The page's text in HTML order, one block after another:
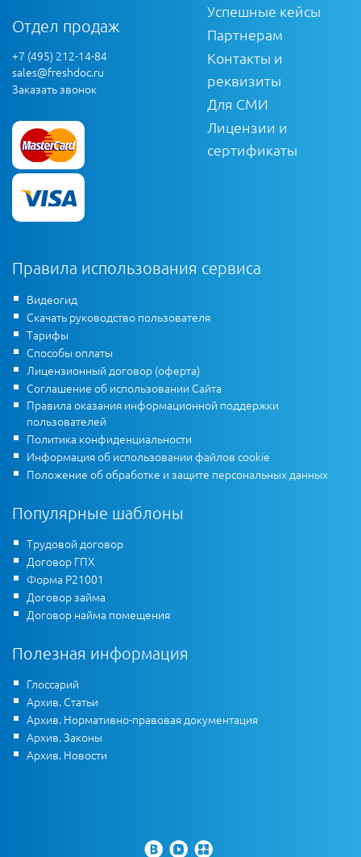
Отдел продаж
+7 (495) 212-14-84
sales@freshdoc.ru
Заказать звонок
Успешные кейсы
Партнерам
Контакты и
реквизиты
Для СМИ
Лицензии и
сертификаты
Правила использования сервиса
Видеогид
Скачать руководство пользователя
Тарифы
Способы оплаты
Лицензионный договор (оферта)
Соглашение об использовании Сайта
Правила оказания информационной поддержки
пользователей
Политика конфиденциальности
Информация об использовании файлов cookie
Положение об обработке и защите персональных данных
Популярные шаблоны
Трудовой договор
Договор ГПХ
Форма Р21001
Договор займа
Договор найма помещения
Полезная информация
Глоссарий
Архив. Статьи
Архив. Нормативно-правовая документация
Архив. Законы
Архив. Новости